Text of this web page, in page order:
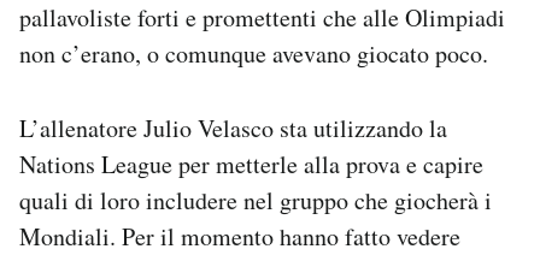
pallavoliste forti e promettenti che alle Olimpiadi
non c’erano, o comunque avevano giocato poco.
L’allenatore Julio Velasco sta utilizzando la
Nations League per metterle alla prova e capire
quali di loro includere nel gruppo che giocherà i
Mondiali. Per il momento hanno fatto vedere